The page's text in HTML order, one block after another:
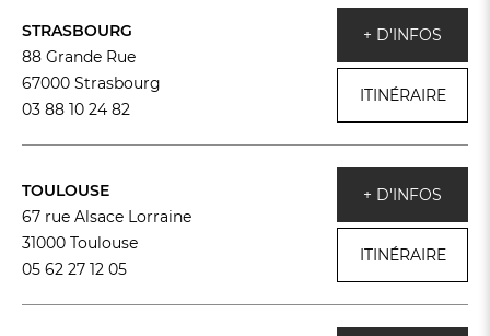
STRASBOURG
88 Grande Rue
67000 Strasbourg
03 88 10 24 82
+ D'INFOS
ITINÉRAIRE
TOULOUSE
67 rue Alsace Lorraine
31000 Toulouse
05 62 27 12 05
+ D'INFOS
ITINÉRAIRE